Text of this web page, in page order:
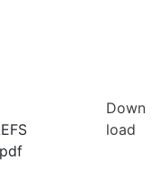
Down
load